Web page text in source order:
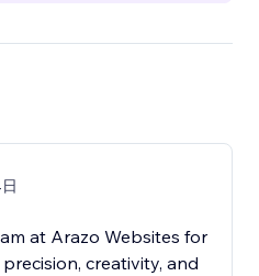
at Arazo Websites for
creativity, and